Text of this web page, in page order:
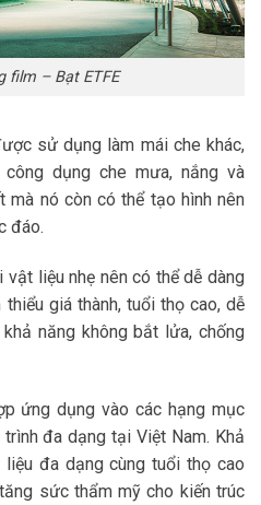
film – Bạt ETFE
sử dụng làm mái che khác,
dụng che mưa, nắng và
mà nó còn có thể tạo hình nên
đáo.
liệu nhẹ nên có thể dễ dàng
giá thành, tuổi thọ cao, dễ
năng không bắt lửa, chống
ứng dụng vào các hạng mục
đa dạng tại Việt Nam. Khả
đa dạng cùng tuổi thọ cao
sức thẩm mỹ cho kiến trúc